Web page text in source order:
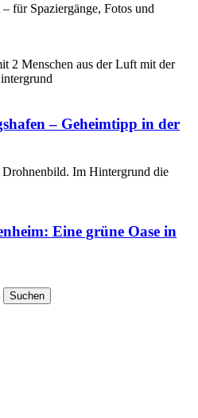
für Spaziergänge, Fotos und
– Geheimtipp in der
Eine grüne Oase in
Suchen